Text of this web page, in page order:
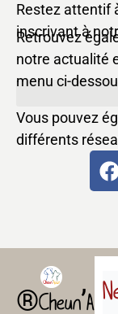
Restez attentif
inscrivant à
Retrouvez
notre actualité
menu ci-
Vous pouvez
différents
®Cheun’Apan